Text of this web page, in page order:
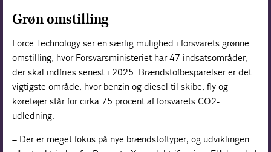
Grøn omstilling
Force Technology ser en særlig mulighed i forsvarets grønne
omstilling, hvor Forsvarsministeriet har 47 indsatsområder,
der skal indfries senest i 2025. Brændstofbesparelser er det
vigtigste område, hvor benzin og diesel til skibe, fly og
køretøjer står for cirka 75 procent af forsvarets CO2-
udledning.
– Der er meget fokus på nye brændstoftyper, og udviklingen